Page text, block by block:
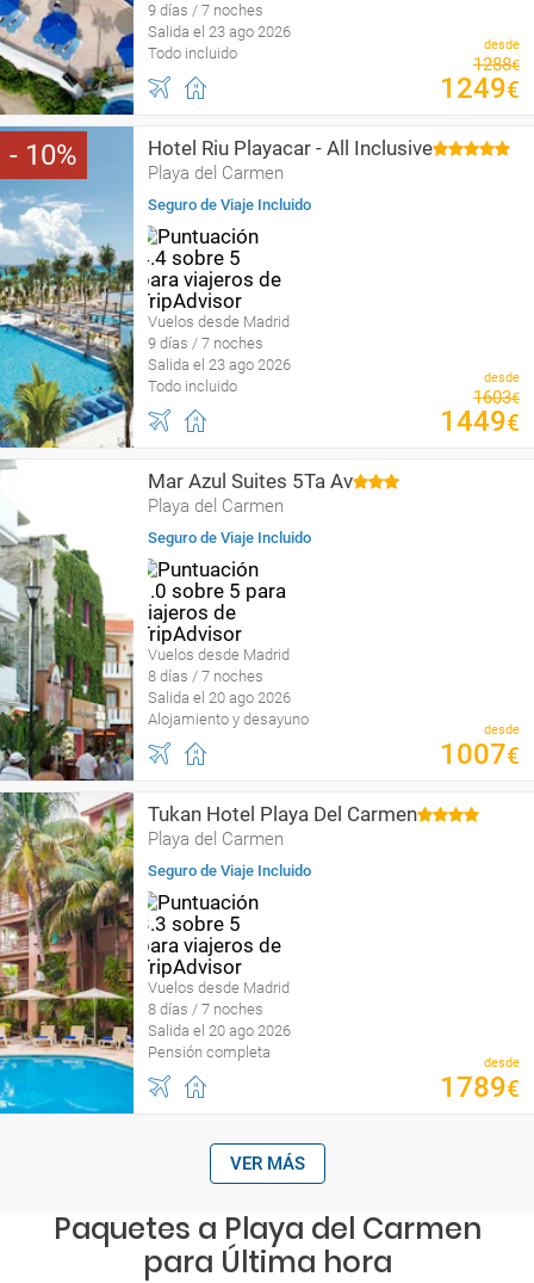
9 días / 7 noches
Salida el 23 ago 2026
Todo incluido
desde
1288€
1249€
10 Hotel Riu Playacar - All Inclusive
Playa del Carmen
Seguro de Viaje Incluido
Vuelos desde Madrid
9 días / 7 noches
Salida el 23 ago 2026
Todo incluido
desde
1603€
1449€
Mar Azul Suites 5Ta Av
Playa del Carmen
Seguro de Viaje Incluido
Vuelos desde Madrid
8 días / 7 noches
Salida el 20 ago 2026
Alojamiento y desayuno
desde
1007€
Tukan Hotel Playa Del Carmen
Playa del Carmen
Seguro de Viaje Incluido
Vuelos desde Madrid
8 días / 7 noches
Salida el 20 ago 2026
Pensión completa
desde
1789€
VER MÁS
Paquetes a Playa del Carmen
para Última hora